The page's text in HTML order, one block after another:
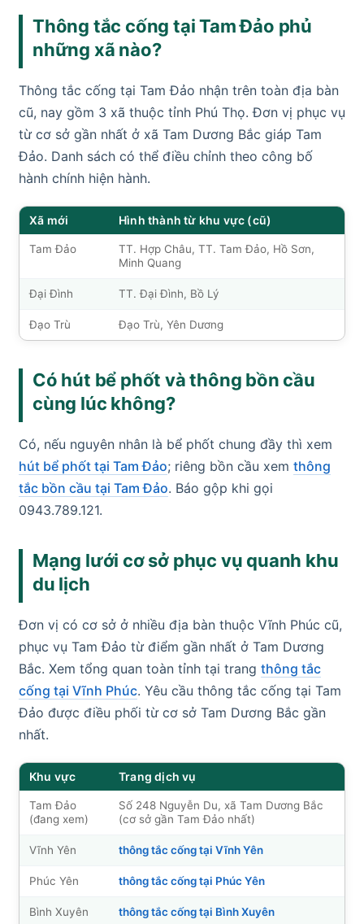
Thông tắc cống tại Tam Đảo phủ
những xã nào?
Thông tắc cống tại Tam Đảo nhận trên toàn địa bàn
cũ, nay gồm 3 xã thuộc tỉnh Phú Thọ. Đơn vị phục vụ
từ cơ sở gần nhất ở xã Tam Dương Bắc giáp Tam
Đảo. Danh sách có thể điều chỉnh theo công bố
hành chính hiện hành.
Xã mới Hình thành từ khu vực (cũ)
Tam Đảo
TT. Hợp Châu, TT. Tam Đảo, Hồ Sơn,
Minh Quang
Đại Đình TT. Đại Đình, Bồ Lý
Đạo Trù Đạo Trù, Yên Dương
Có hút bể phốt và thông bồn cầu
cùng lúc không?
Có, nếu nguyên nhân là bể phốt chung đầy thì xem
hút bể phốt tại Tam Đảo; riêng bồn cầu xem thông
tắc bồn cầu tại Tam Đảo. Báo gộp khi gọi
0943.789.121.
Mạng lưới cơ sở phục vụ quanh khu
du lịch
Đơn vị có cơ sở ở nhiều địa bàn thuộc Vĩnh Phúc cũ,
phục vụ Tam Đảo từ điểm gần nhất ở Tam Dương
Bắc. Xem tổng quan toàn tỉnh tại trang thông tắc
cống tại Vĩnh Phúc. Yêu cầu thông tắc cống tại Tam
Đảo được điều phối từ cơ sở Tam Dương Bắc gần
nhất.
Khu vực Trang dịch vụ
Tam Đảo
(đang xem)
Số 248 Nguyễn Du, xã Tam Dương Bắc
(cơ sở gần Tam Đảo nhất)
Vĩnh Yên thông tắc cống tại Vĩnh Yên
Phúc Yên thông tắc cống tại Phúc Yên
Bình Xuyên thông tắc cống tại Bình Xuyên